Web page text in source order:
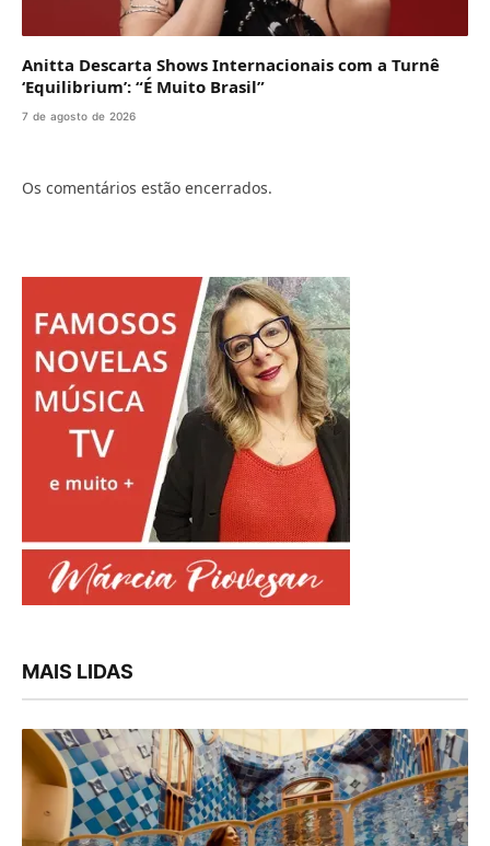
Anitta Descarta Shows Internacionais com a Turnê
‘Equilibrium’: “É Muito Brasil”
7 de agosto de 2026
Os comentários estão encerrados.
MAIS LIDAS